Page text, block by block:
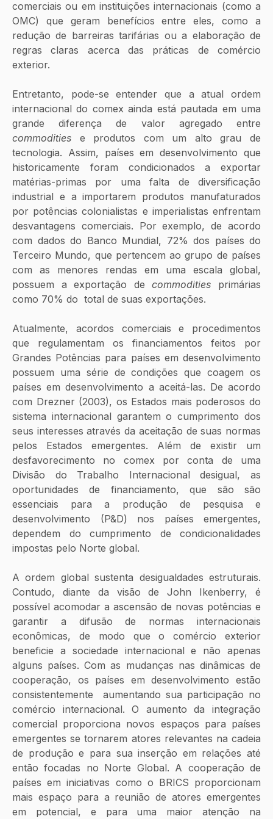
comerciais ou em instituições internacionais (como a
OMC) que geram benefícios entre eles, como a
redução de barreiras tarifárias ou a elaboração de
regras claras acerca das práticas de comércio
exterior.
Entretanto, pode-se entender que a atual ordem
internacional do comex ainda está pautada em uma
commodities e produtos com um alto grau de
tecnologia. Assim, países em desenvolvimento que
historicamente foram condicionados a exportar
matérias-primas por uma falta de diversificação
industrial e a importarem produtos manufaturados
por potências colonialistas e imperialistas enfrentam
desvantagens comerciais. Por exemplo, de acordo
com dados do Banco Mundial, 72% dos países do
Terceiro Mundo, que pertencem ao grupo de países
com as menores rendas em uma escala global,
possuem a exportação de commodities primárias
como 70% do  total de suas exportações.
Atualmente, acordos comerciais e procedimentos
que regulamentam os financiamentos feitos por
Grandes Potências para países em desenvolvimento
possuem uma série de condições que coagem os
países em desenvolvimento a aceitá-las. De acordo
com Drezner (2003), os Estados mais poderosos do
sistema internacional garantem o cumprimento dos
seus interesses através da aceitação de suas normas
pelos Estados emergentes. Além de existir um
desfavorecimento no comex por conta de uma
Divisão do Trabalho Internacional desigual, as
oportunidades de financiamento, que são são
essenciais para a produção de pesquisa e
desenvolvimento (P&D) nos países emergentes,
dependem do cumprimento de condicionalidades
impostas pelo Norte global.
A ordem global sustenta desigualdades estruturais.
Contudo, diante da visão de John Ikenberry, é
possível acomodar a ascensão de novas potências e
garantir a difusão de normas internacionais
econômicas, de modo que o comércio exterior
beneficie a sociedade internacional e não apenas
alguns países. Com as mudanças nas dinâmicas de
cooperação, os países em desenvolvimento estão
consistentemente  aumentando sua participação no
comércio internacional. O aumento da integração
comercial proporciona novos espaços para países
emergentes se tornarem atores relevantes na cadeia
de produção e para sua inserção em relações até
então focadas no Norte Global. A cooperação de
países em iniciativas como o BRICS proporcionam
mais espaço para a reunião de atores emergentes
em potencial, e para uma maior atenção na